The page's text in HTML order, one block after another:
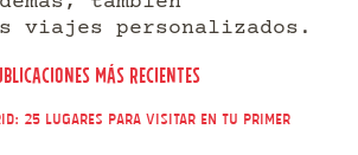
viajes personalizados.
más recientes
25 lugares para visitar en tu primer